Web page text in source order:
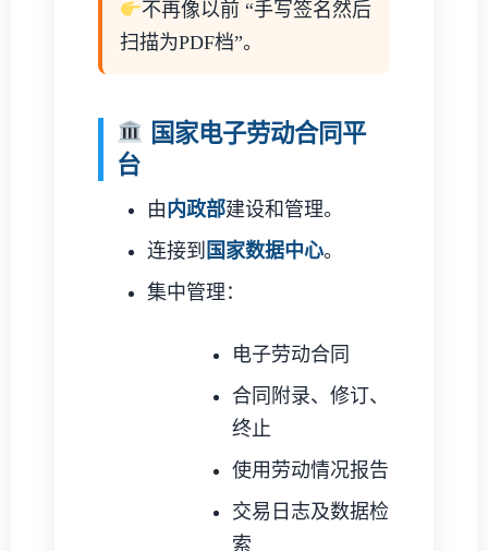
不再像以前 “手写签名然后
扫描为PDF档”。
国家电子劳动合同平
台
由 内政部建设和管理。
连接到 国家数据中心。
集中管理：
电子劳动合同
合同附录、修订、
终止
使用劳动情况报告
交易日志及数据检
索